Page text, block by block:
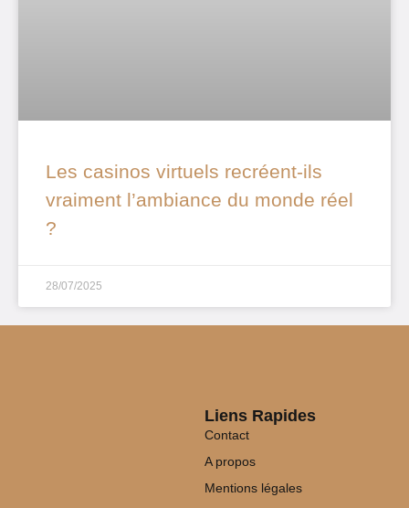
Les casinos virtuels recréent-ils
vraiment l’ambiance du monde réel
?
28/07/2025
Liens Rapides
Contact
A propos
Mentions légales